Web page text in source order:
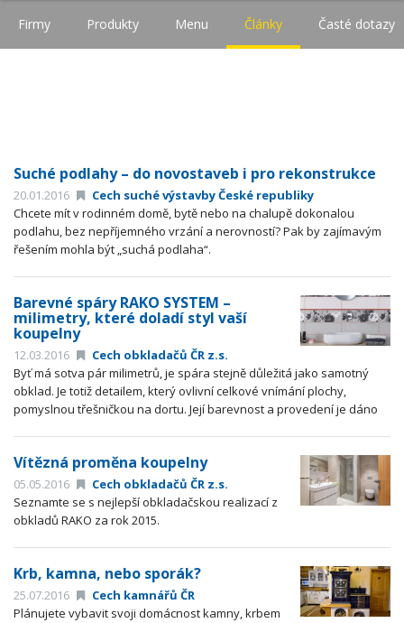
Firmy Produkty Menu Články Časté dotazy
Suché podlahy – do novostaveb i pro rekonstrukce
20.01.2016
Cech suché výstavby České republiky
Chcete mít v rodinném domě, bytě nebo na chalupě dokonalou
podlahu, bez nepříjemného vrzání a nerovností? Pak by zajímavým
řešením mohla být „suchá podlaha“.
Barevné spáry RAKO SYSTEM –
milimetry, které doladí styl vaší
koupelny
12.03.2016
Cech obkladačů ČR z.s.
Byť má sotva pár milimetrů, je spára stejně důležitá jako samotný
obklad. Je totiž detailem, který ovlivní celkové vnímání plochy,
pomyslnou třešničkou na dortu. Její barevnost a provedení je dáno
Vítězná proměna koupelny
05.05.2016
Cech obkladačů ČR z.s.
Seznamte se s nejlepší obkladačskou realizací z
obkladů RAKO za rok 2015.
Krb, kamna, nebo sporák?
25.07.2016
Cech kamnářů ČR
Plánujete vybavit svoji domácnost kamny, krbem